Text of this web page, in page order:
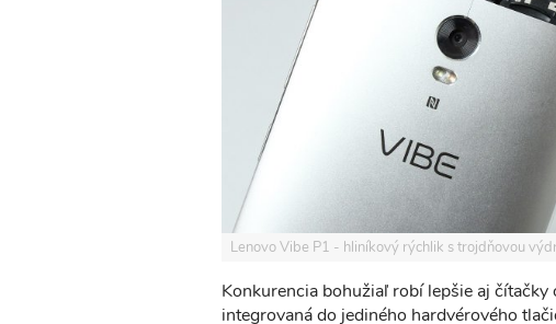
Lenovo Vibe P1 - hliníkový rýchlik s trojdňovou
Konkurencia bohužiaľ robí lepšie aj
integrovaná do jediného hardvérového